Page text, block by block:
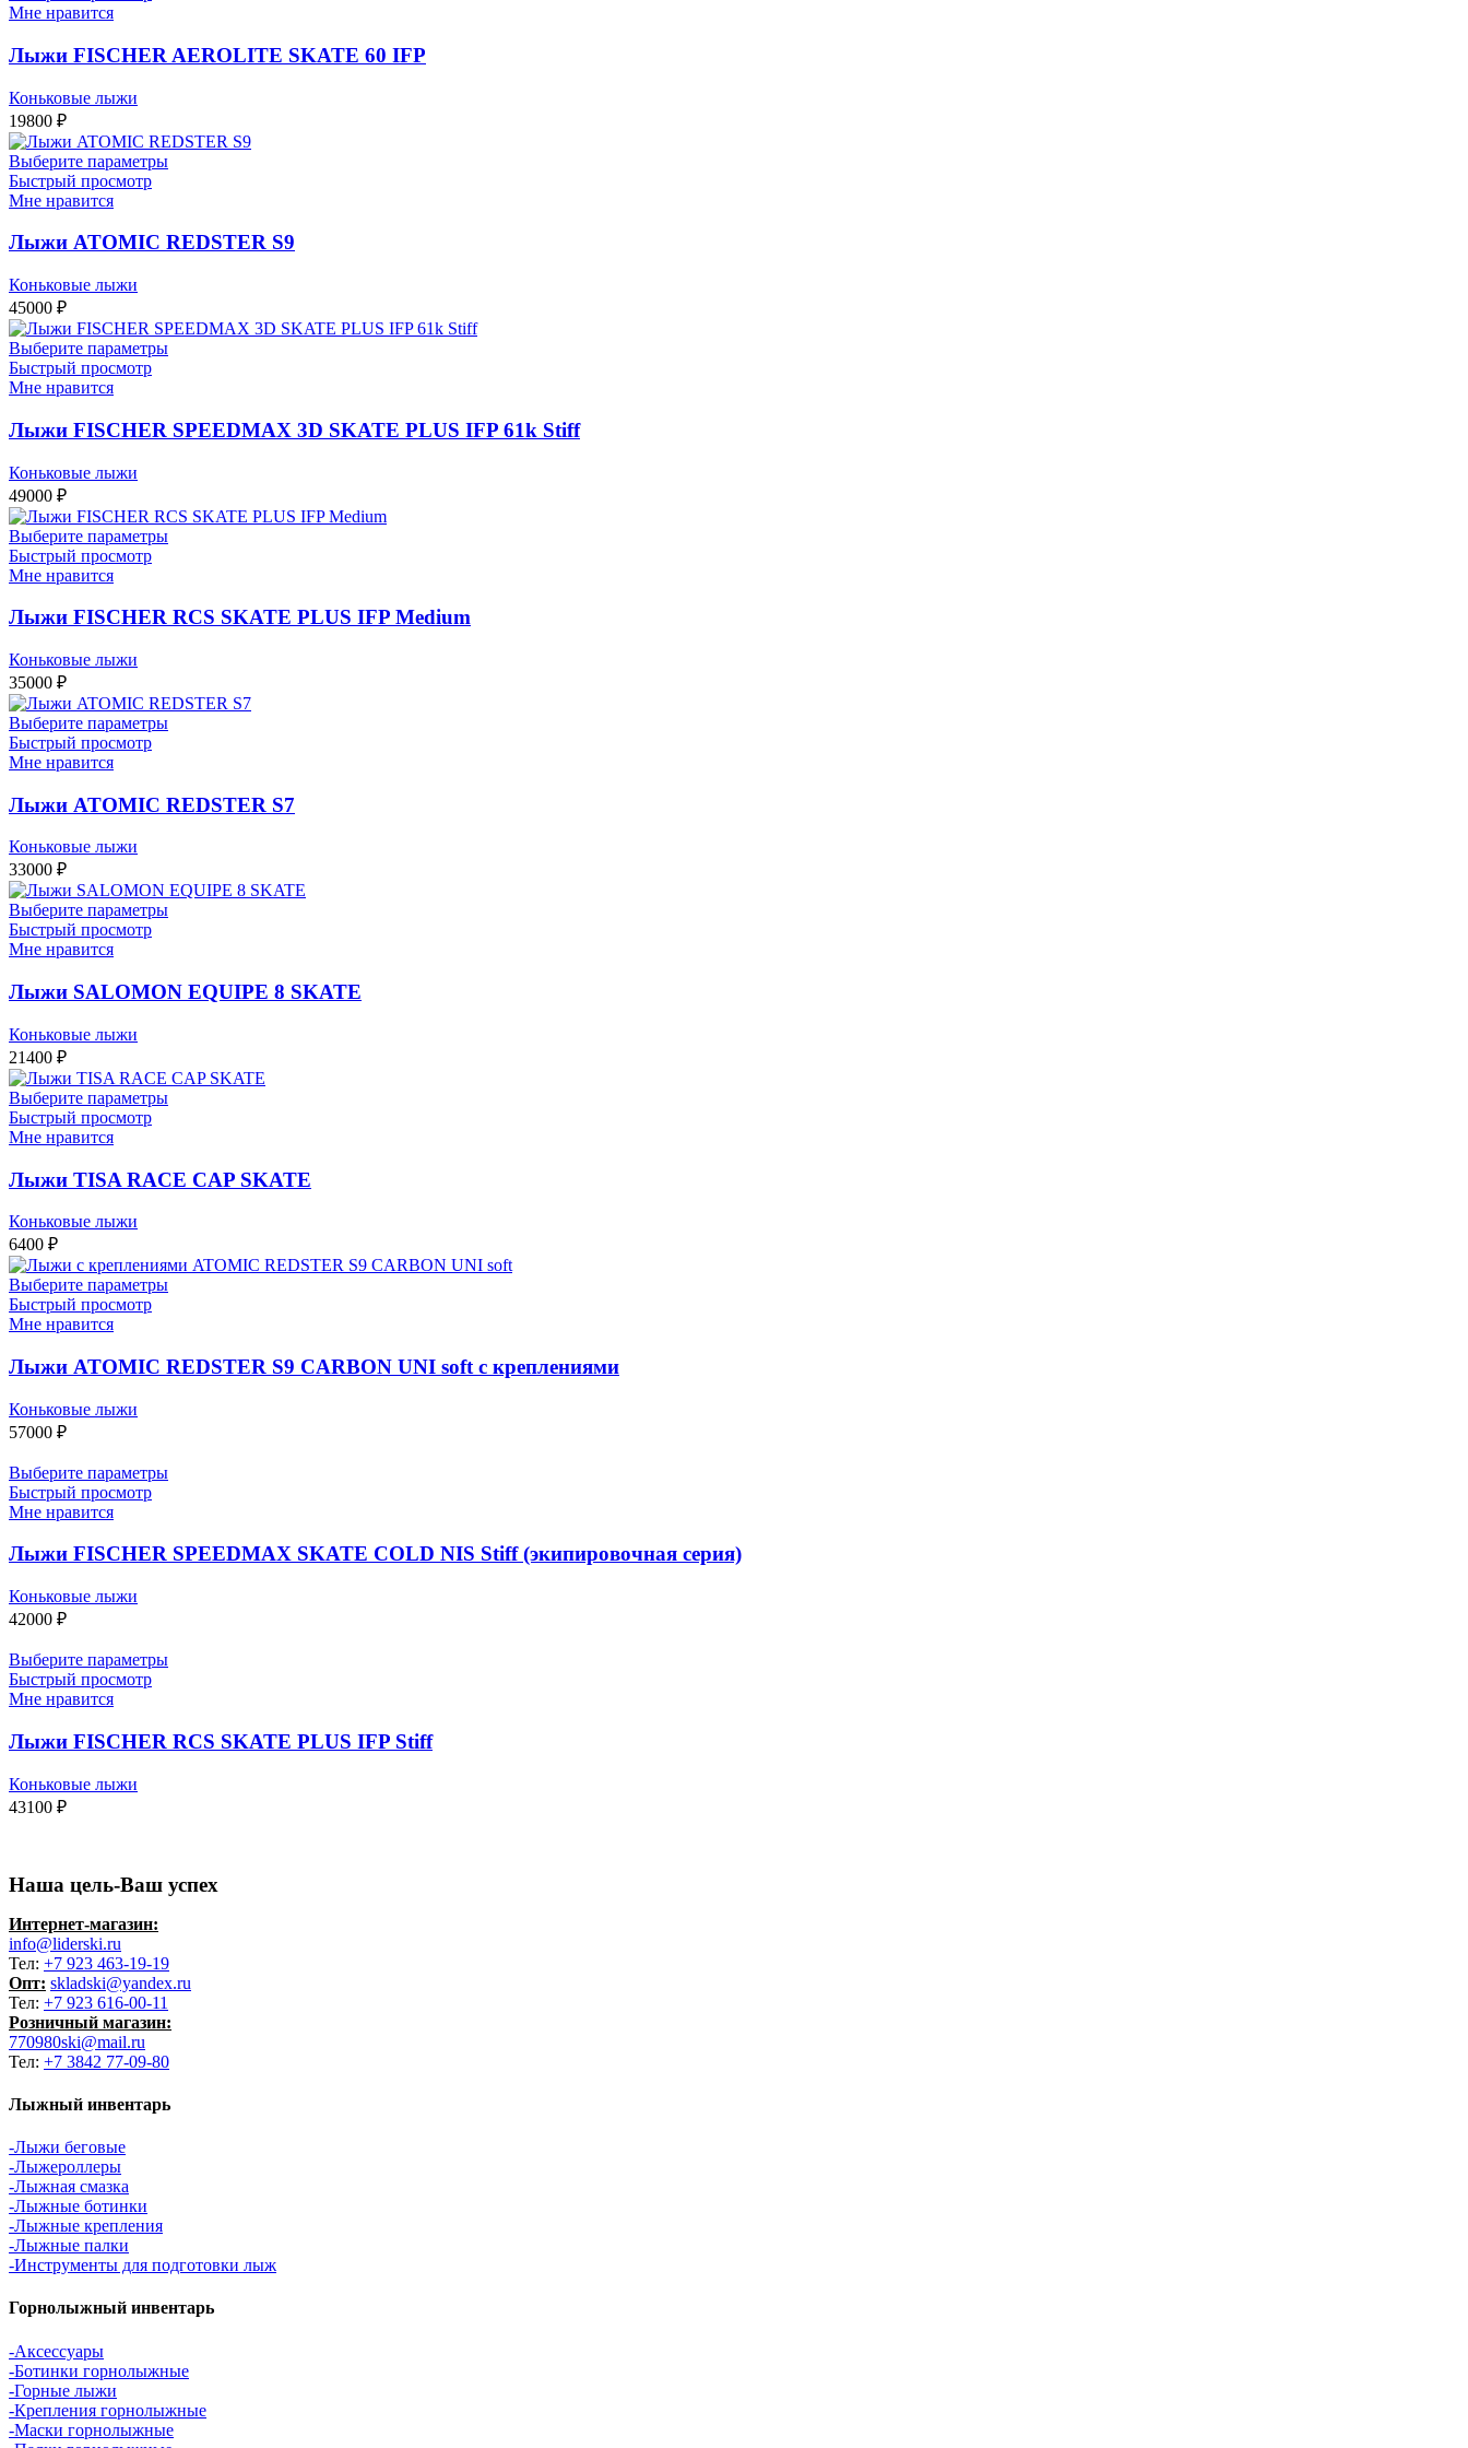
Мне нравится
Лыжи FISCHER AEROLITE SKATE 60 IFP
Коньковые лыжи
19800 ₽
Выберите параметры
Быстрый просмотр
Мне нравится
Лыжи ATOMIC REDSTER S9
Коньковые лыжи
45000 ₽
Выберите параметры
Быстрый просмотр
Мне нравится
Лыжи FISCHER SPEEDMAX 3D SKATE PLUS IFP 61k Stiff
Коньковые лыжи
49000 ₽
Выберите параметры
Быстрый просмотр
Мне нравится
Лыжи FISCHER RCS SKATE PLUS IFP Medium
Коньковые лыжи
35000 ₽
Выберите параметры
Быстрый просмотр
Мне нравится
Лыжи ATOMIC REDSTER S7
Коньковые лыжи
33000 ₽
Выберите параметры
Быстрый просмотр
Мне нравится
Лыжи SALOMON EQUIPE 8 SKATE
Коньковые лыжи
21400 ₽
Выберите параметры
Быстрый просмотр
Мне нравится
Лыжи TISA RACE CAP SKATE
Коньковые лыжи
6400 ₽
Выберите параметры
Быстрый просмотр
Мне нравится
Лыжи ATOMIC REDSTER S9 CARBON UNI soft с креплениями
Коньковые лыжи
57000 ₽
Выберите параметры
Быстрый просмотр
Мне нравится
Лыжи FISCHER SPEEDMAX SKATE COLD NIS Stiff (экипировочная серия)
Коньковые лыжи
42000 ₽
Выберите параметры
Быстрый просмотр
Мне нравится
Лыжи FISCHER RCS SKATE PLUS IFP Stiff
Коньковые лыжи
43100 ₽
Наша цель-Ваш успех
Интернет-магазин:
info@liderski.ru
Тел: +7 923 463-19-19
Опт: skladski@yandex.ru
Тел: +7 923 616-00-11
Розничный магазин:
770980ski@mail.ru
Тел: +7 3842 77-09-80
Лыжный инвентарь
-Лыжи беговые
-Лыжероллеры
-Лыжная смазка
-Лыжные ботинки
-Лыжные крепления
-Лыжные палки
-Инструменты для подготовки лыж
Горнолыжный инвентарь
-Аксессуары
-Ботинки горнолыжные
-Горные лыжи
-Крепления горнолыжные
-Маски горнолыжные